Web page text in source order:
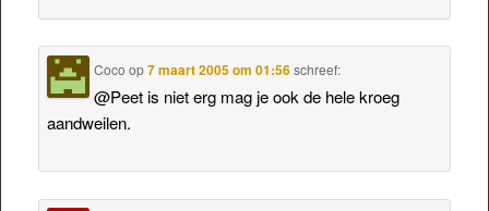
Coco op7 maart 2005 om 01:56 schreef:
@Peet is niet erg mag je ook de hele kroeg
aandweilen.